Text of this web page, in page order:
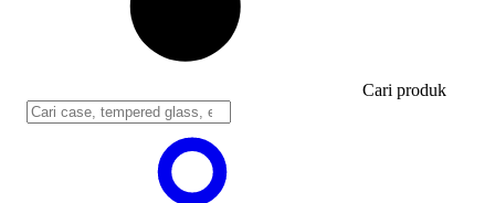
Cari produk